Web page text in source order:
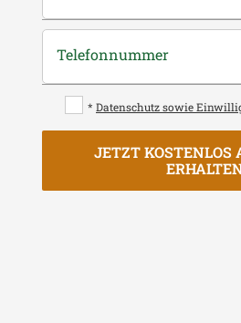
Telefonnummer
* Datenschutz sowie
JETZT KOSTENLOS